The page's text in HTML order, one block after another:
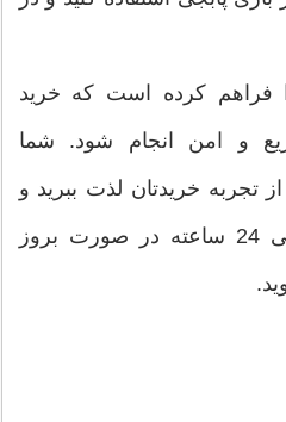
فراهم کرده است که خرید
و امن انجام شود. شما
تجربه خریدتان لذت ببرید و
همیشه از خدمات پشتیبانی 24 ساعته در صورت بروز